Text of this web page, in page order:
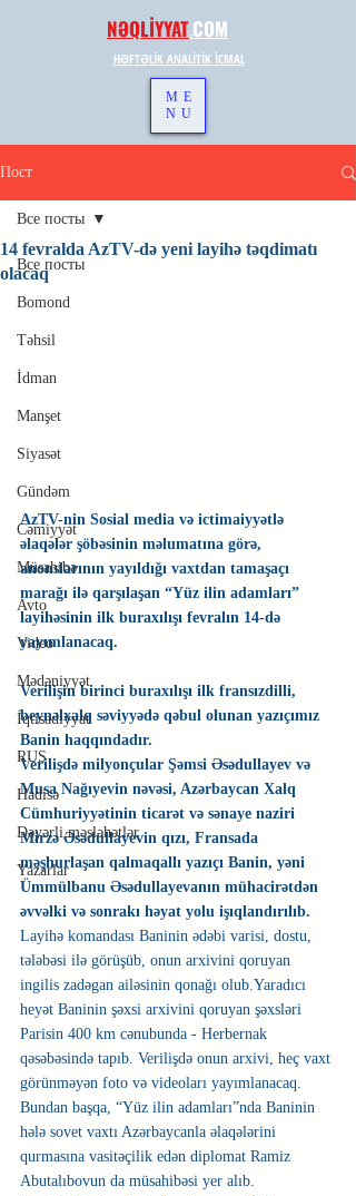
NƏQLİYYAT.COM
HƏFTƏLİK ANALİTİK İCMAL
ME
NU
Пост
Все посты
Bomond
Təhsil
İdman
Manşet
Siyasət
Gündəm
Cəmiyyət
Müsahibə
Avto
Video
Mədəniyyət
İqtisadiyyat
RUS
Hadisə
Dəyərli məsləhətlər
Yazarlar
Все посты
14 fevralda AzTV-də yeni layihə təqdimatı
olacaq
AzTV-nin Sosial media və ictimaiyyətlə
əlaqələr şöbəsinin məlumatına görə,
anonslarının yayıldığı vaxtdan tamaşaçı
marağı ilə qarşılaşan “Yüz ilin adamları”
layihəsinin ilk buraxılışı fevralın 14-də
yayımlanacaq.
Verilişin birinci buraxılışı ilk fransızdilli,
beynəlxalq səviyyədə qəbul olunan yazıçımız
Banin haqqındadır.
Verilişdə milyonçular Şəmsi Əsədullayev və
Musa Nağıyevin nəvəsi, Azərbaycan Xalq
Cümhuriyyətinin ticarət və sənaye naziri
Mirzə Əsədullayevin qızı, Fransada
məşhurlaşan qalmaqallı yazıçı Banin, yəni
Ümmülbanu Əsədullayevanın mühacirətdən
əvvəlki və sonrakı həyat yolu işıqlandırılıb.
Layihə komandası Baninin ədəbi varisi, dostu,
tələbəsi ilə görüşüb, onun arxivini qoruyan
ingilis zadəgan ailəsinin qonağı olub.Yaradıcı
heyət Baninin şəxsi arxivini qoruyan şəxsləri
Parisin 400 km cənubunda - Herbernak
qəsəbəsində tapıb. Verilişdə onun arxivi, heç vaxt
görünməyən foto və videoları yayımlanacaq.
Bundan başqa, “Yüz ilin adamları”nda Baninin
hələ sovet vaxtı Azərbaycanla əlaqələrini
qurmasına vasitəçilik edən diplomat Ramiz
Abutalıbovun da müsahibəsi yer alıb.